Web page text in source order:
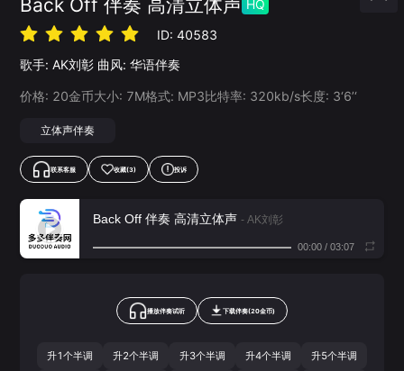
Back Off 伴奏 高清立体声 HQ
ID:40583
歌手: AK刘彰 曲风: 华语伴奏
价格: 20金币大小: 7M格式: MP3比特率: 320kb/s长度: 3‘6’‘
立体声伴奏
联系客服 收藏(3) 投诉
Back Off 伴奏 高清立体声 - AK刘彰
00:00/ 03:07
播放伴奏试听 下载伴奏(20金币)
升1个半调 升2个半调 升3个半调 升4个半调 升5个半调